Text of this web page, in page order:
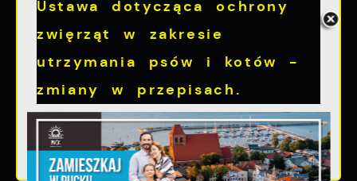
Ustawa dotycząca ochrony
zwięrząt w zakresie
utrzymania psów i kotów -
zmiany w przepisach.